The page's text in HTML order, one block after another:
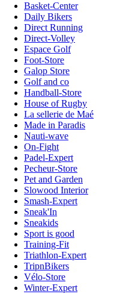
Basket-Center
Daily Bikers
Direct Running
Direct-Volley
Espace Golf
Foot-Store
Galop Store
Golf and co
Handball-Store
House of Rugby
La sellerie de Maé
Made in Paradis
Nauti-wave
On-Fight
Padel-Expert
Pecheur-Store
Pet and Garden
Slowood Interior
Smash-Expert
Sneak'In
Sneakids
Sport is good
Training-Fit
Triathlon-Expert
TripnBikers
Vélo-Store
Winter-Expert